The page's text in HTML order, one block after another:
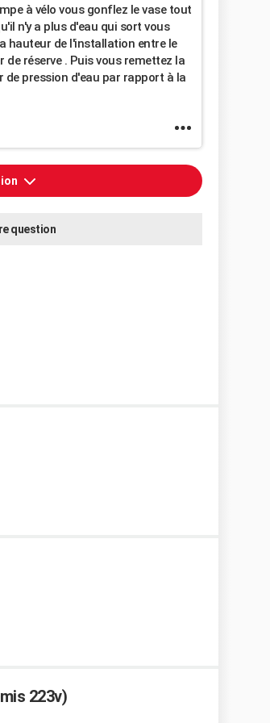
à vélo vous gonflez le vase tout
n'y a plus d'eau qui sort vous
hauteur de l'installation entre le
réserve . Puis vous remettez la
de pression d'eau par rapport à la
question
223v)